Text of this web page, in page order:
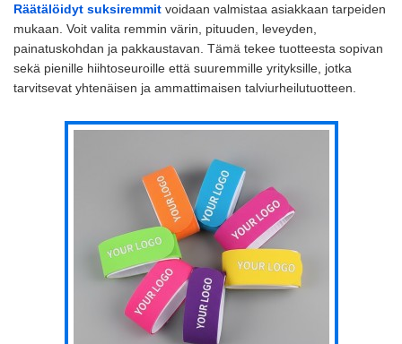
Räätälöidyt suksiremmit voidaan valmistaa asiakkaan tarpeiden
mukaan. Voit valita remmin värin, pituuden, leveyden,
painatuskohdan ja pakkaustavan. Tämä tekee tuotteesta sopivan
sekä pienille hiihtoseuroille että suuremmille yrityksille, jotka
tarvitsevat yhtenäisen ja ammattimaisen talviurheilutuotteen.